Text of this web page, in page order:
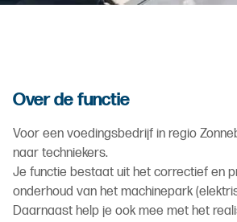
Over de functie
Voor een voedingsbedrijf in regio
naar techniekers.
Je functie bestaat uit het correctief en
onderhoud van het machinepark
Daarnaast help je ook mee met het